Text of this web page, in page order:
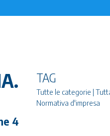
4
TAG
Tutte le categorie |
Normativa d'impresa